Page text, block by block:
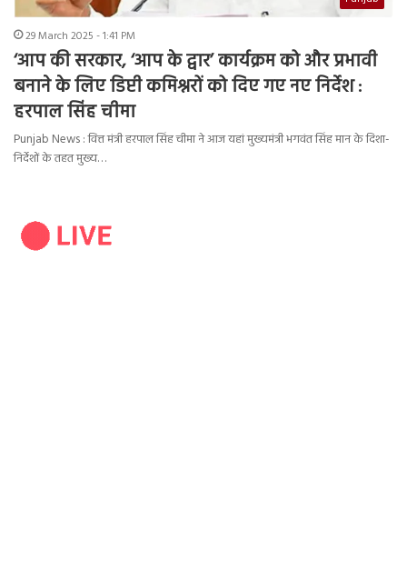
29 March 2025 - 1:41 PM
‘आप की सरकार, ‘आप के द्वार’ कार्यक्रम को और प्रभावी
बनाने के लिए डिप्टी कमिश्नरों को दिए गए नए निर्देश :
हरपाल सिंह चीमा
Punjab News : वित्त मंत्री हरपाल सिंह चीमा ने आज यहां मुख्यमंत्री भगवंत सिंह मान के दिशा-
निर्देशों के तहत मुख्य…